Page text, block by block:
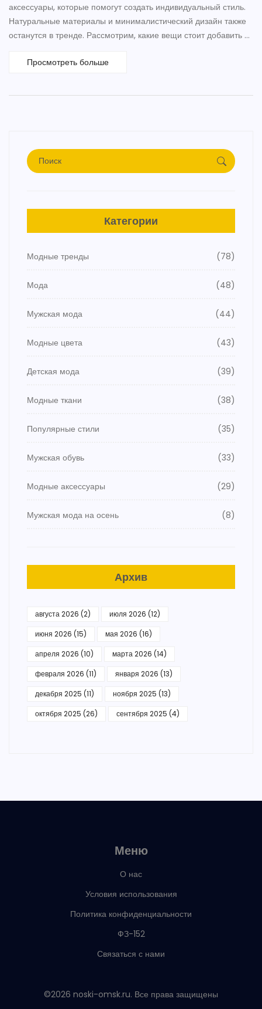
аксессуары, которые помогут создать индивидуальный стиль.
Натуральные материалы и минималистический дизайн также
останутся в тренде. Рассмотрим, какие вещи стоит добавить в
России.Просмотреть больше
Категории
Модные тренды (78)
Мода (48)
Мужская мода (44)
Модные цвета (43)
Детская мода (39)
Модные ткани (38)
Популярные стили (35)
Мужская обувь (33)
Модные аксессуары (29)
Мужская мода на осень (8)
Архив
августа 2026 (2) июля 2026 (12)
июня 2026 (15) мая 2026 (16)
апреля 2026 (10) марта 2026 (14)
февраля 2026 (11) января 2026 (13)
декабря 2025 (11) ноября 2025 (13)
октября 2025 (26) сентября 2025 (4)
Меню
О нас
Условия использования
Политика конфиденциальности
ФЗ-152
Связаться с нами
©2026 noski-omsk.ru. Все права защищены